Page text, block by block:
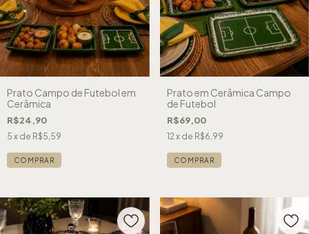
Prato Campo de Futebol em
Cerâmica
R$24,90
5 x de R$5,59
Prato em Cerâmica Campo
de Futebol
R$69,00
12 x de R$6,99